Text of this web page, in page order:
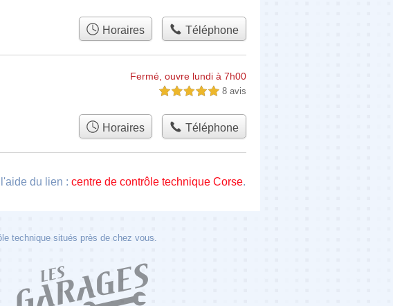
Horaires Téléphone
Fermé, ouvre lundi à 7h00
5,0 étoiles sur 5 8 avis
Horaires Téléphone
du lien : centre de contrôle technique Corse.
technique situés près de chez vous.